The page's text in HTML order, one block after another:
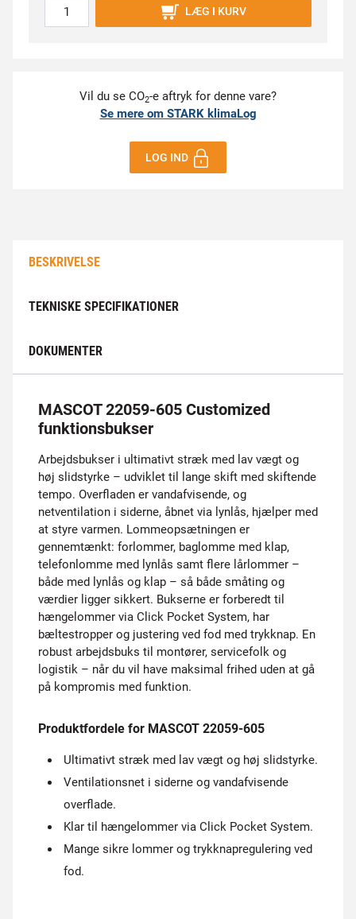
LÆG I KURV
Vil du se CO2-e aftryk for denne vare?
Se mere om STARK klimaLog
LOG IND
BESKRIVELSE
TEKNISKE SPECIFIKATIONER
DOKUMENTER
MASCOT 22059-605 Customized
funktionsbukser
Arbejdsbukser i ultimativt stræk med lav vægt og
høj slidstyrke – udviklet til lange skift med skiftende
tempo. Overfladen er vandafvisende, og
netventilation i siderne, åbnet via lynlås, hjælper med
at styre varmen. Lommeopsætningen er
gennemtænkt: forlommer, baglomme med klap,
telefonlomme med lynlås samt flere lårlommer –
både med lynlås og klap – så både småting og
værdier ligger sikkert. Bukserne er forberedt til
hængelommer via Click Pocket System, har
bæltestropper og justering ved fod med trykknap. En
robust arbejdsbuks til montører, servicefolk og
logistik – når du vil have maksimal frihed uden at gå
på kompromis med funktion.
Produktfordele for MASCOT 22059-605
Ultimativt stræk med lav vægt og høj slidstyrke.
Ventilationsnet i siderne og vandafvisende
overflade.
Klar til hængelommer via Click Pocket System.
Mange sikre lommer og trykknapregulering ved
fod.